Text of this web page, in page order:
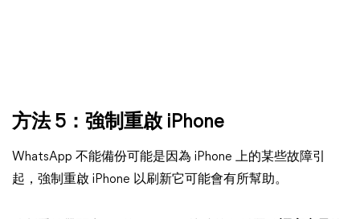
方法 5：強制重啟 iPhone
WhatsApp 不能備份可能是因為 iPhone 上的某些故障引
起，強制重啟 iPhone 以刷新它可能會有所幫助。